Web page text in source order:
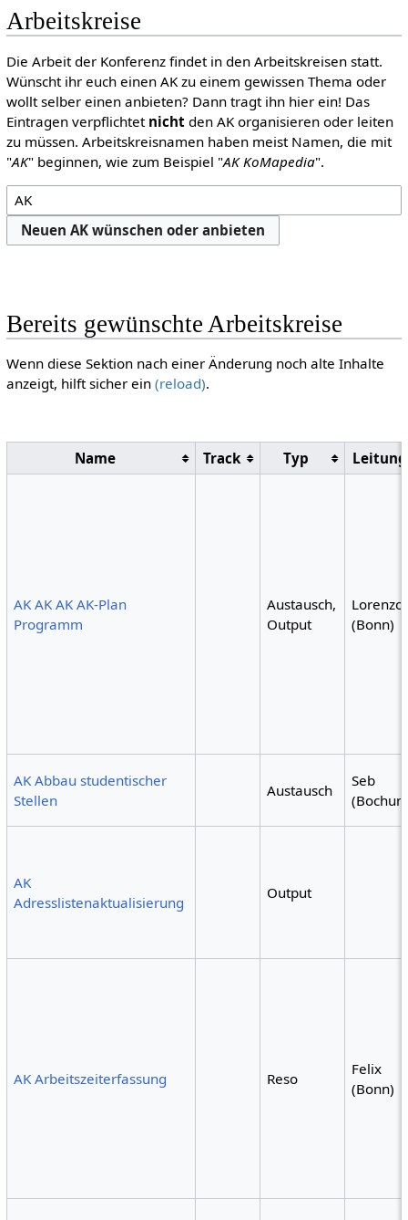
Arbeitskreise
Die Arbeit der Konferenz findet in den Arbeitskreisen statt.
Wünscht ihr euch einen AK zu einem gewissen Thema oder
wollt selber einen anbieten? Dann tragt ihn hier ein! Das
Eintragen verpflichtet nichtden AK organisieren oder leiten
zu müssen. Arbeitskreisnamen haben meist Namen, die mit
"AK" beginnen, wie zum Beispiel "AK KoMapedia".
Neuen AK wünschen oder anbieten
Bereits gewünschte Arbeitskreise
Wenn diese Sektion nach einer Änderung noch alte Inhalte
anzeigt, hilft sicher ein (reload).
Name Track Typ Leitung
AK AK AK AK-Plan
Programm
Austausch,
Output
Lorenzo
(Bonn)
AK Abbau studentischer
Stellen
Austausch
Seb
AK
Adresslistenaktualisierung
Output
AK Arbeitszeiterfassung Reso
Felix
(Bonn)